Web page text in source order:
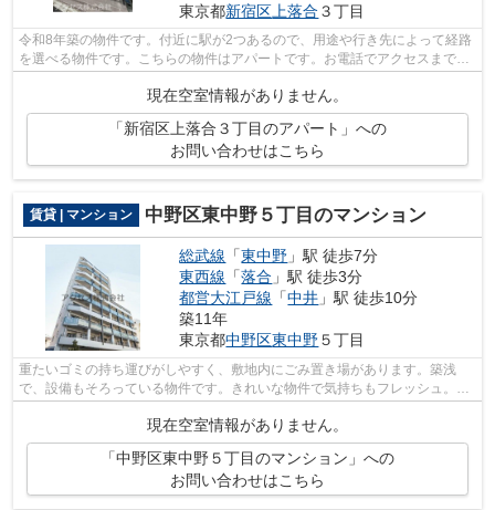
東京都新宿区 上落合 ３丁目
令和8年築の物件です。付近に駅が2つあるので、用途や行き先によって経路
を選べる物件です。こちらの物件はアパートです。お電話でアクセスまでお
現在空室情報がありません。
「新宿区上落合３丁目のアパート」への
お問い合わせはこちら
賃貸 | マンション 中野区東中野５丁目のマンション
総武線 「東中野 」駅 徒歩7分
東西線 「落合 」駅 徒歩3分
都営大江戸線 「中井 」駅 徒歩10分
築11年
東京都中野区東中野５丁目
重たいゴミの持ち運びがしやすく、敷地内にごみ置き場があります。築浅
で、設備もそろっている物件です。きれいな物件で気持ちもフレッシュ。地
現在空室情報がありません。
「中野区東中野５丁目のマンション」への
お問い合わせはこちら